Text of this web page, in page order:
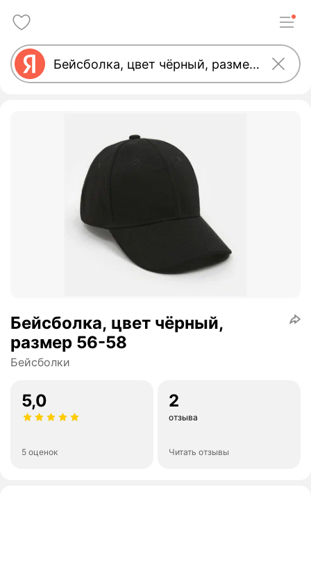
Бейсболка, цвет чёрный,
размер 56-58
Бейсболки
5,0
5 оценок
2
отзыва
Читать отзывы